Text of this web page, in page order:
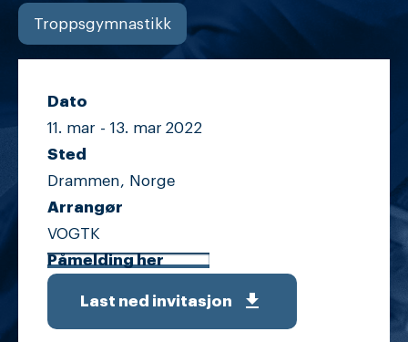
Troppsgymnastikk
Dato
11. mar - 13. mar 2022
Sted
Drammen, Norge
Arrangør
VOGTK
Påmelding her
Last ned invitasjon get_app